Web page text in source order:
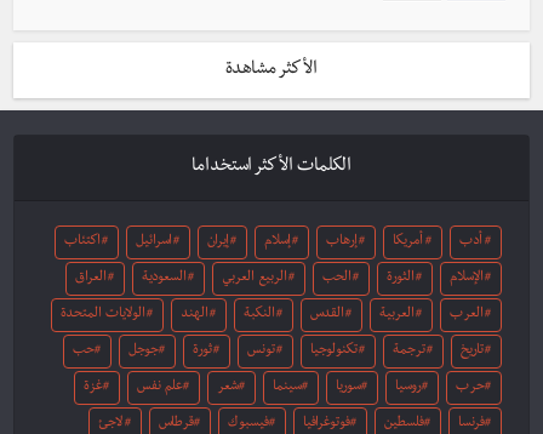
الأكثر مشاهدة
الكلمات الأكثر استخداما
أدب أمريكا إرهاب إسلام إيران اسرائيل اكتئاب
الإسلام الثورة الحب الربيع العربي السعودية العراق
العرب العربية القدس النكبة الهند الولايات المتحدة
تاريخ ترجمة تكنولوجيا تونس ثورة جوجل حب
حرب روسيا سوريا سينما شعر علم نفس غزة
فرنسا فلسطين فوتوغرافيا فيسبوك قرطاس لاجئ